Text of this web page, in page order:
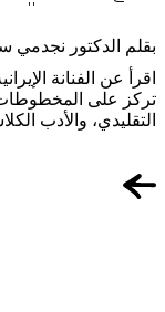
اقرأ عن الفنانة
تركز على
التقليدي، والأدب
بقلم الدكتور نجدمي